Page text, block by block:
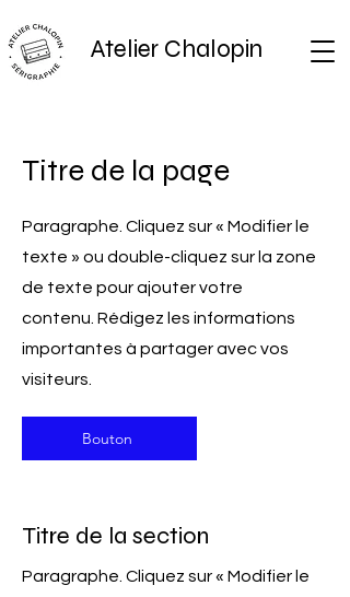
Atelier Chalopin
Titre de la page
Paragraphe. Cliquez sur « Modifier le
texte » ou double-cliquez sur la zone
de texte pour ajouter votre
contenu. Rédigez les informations
importantes à partager avec vos
visiteurs.
Bouton
Titre de la section
Paragraphe. Cliquez sur « Modifier le